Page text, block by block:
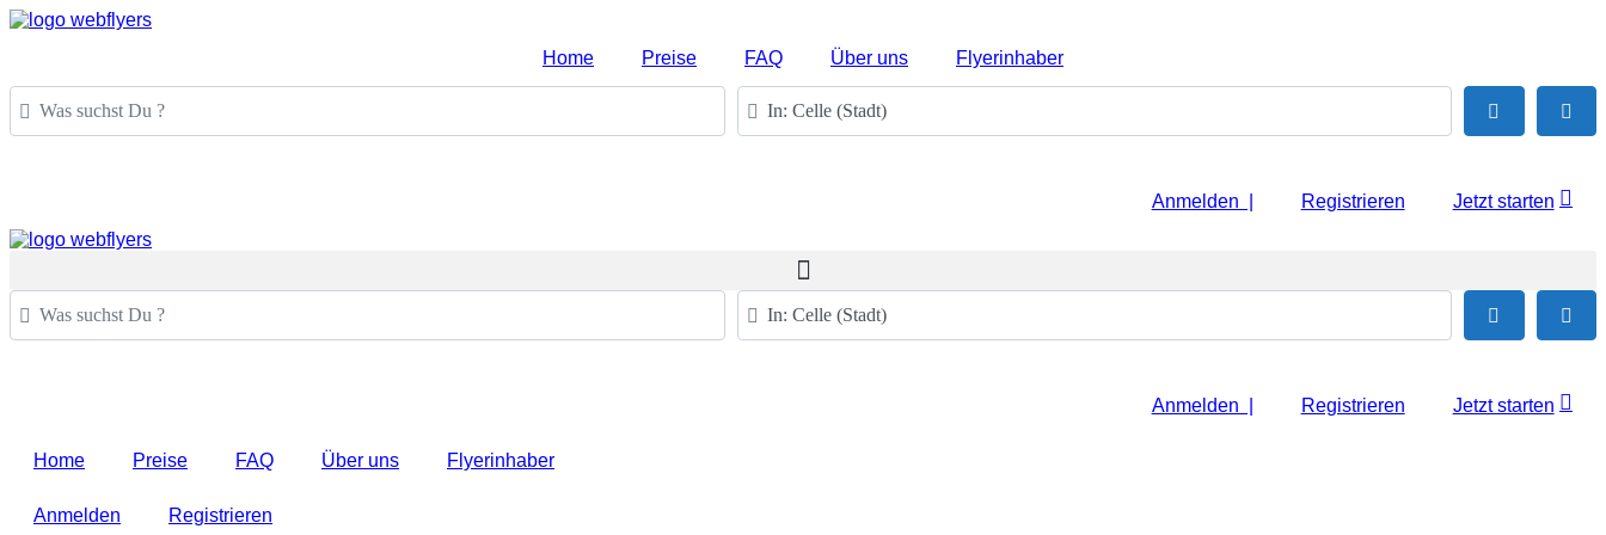
Home Preise FAQ Über uns
Flyerinhaber
Was suchst Du ?
PLZ oder Ort
Suchen
Anmelden | Registrieren Jetzt starten
Was suchst Du ? PLZ oder Ort
Suchen
Anmelden | Registrieren Jetzt starten
Home Preise FAQ Über uns Flyerinhaber
Anmelden Registrieren